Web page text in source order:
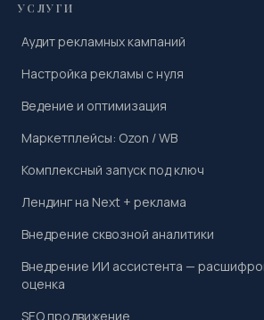
УСЛУГИ
Аудит рекламных кампаний
Настройка рекламы с нуля
Ведение и оптимизация
Маркетплейсы: Ozon / WB
Комплексный запуск под ключ
Лендинг на Next + реклама
Внедрение сквозной аналитики
Внедрение ИИ ассистента —
оценка
SEO продвижение